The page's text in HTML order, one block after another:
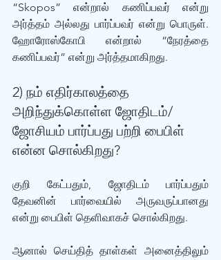
“Skopos” என்றால் கணிப்பவர் என்று
அர்த்தம் அல்லது பார்ப்பவர் என்று பொருள்.
ஹோரோஸ்கோபி என்றால் “நேரத்தை
கணிப்பவர்” என்று அர்த்தமாகிறது.
2) நம் எதிர்காலத்தை
அறிந்துக்கொள்ள ஜோதிடம்/
ஜோசியம் பார்ப்பது பற்றி பைபிள்
என்ன சொல்கிறது?
குறி கேட்பதும், ஜோதிடம் பார்ப்பதும்
தேவனின் பார்வையில் அருவருப்பானது
என்று பைபிள் தெளிவாகச் சொல்கிறது.
ஆனால் செய்தித் தாள்கள் அனைத்திலும்